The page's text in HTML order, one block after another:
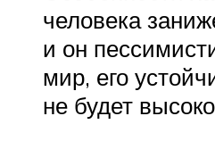
человека
и он
мир, его
не будет